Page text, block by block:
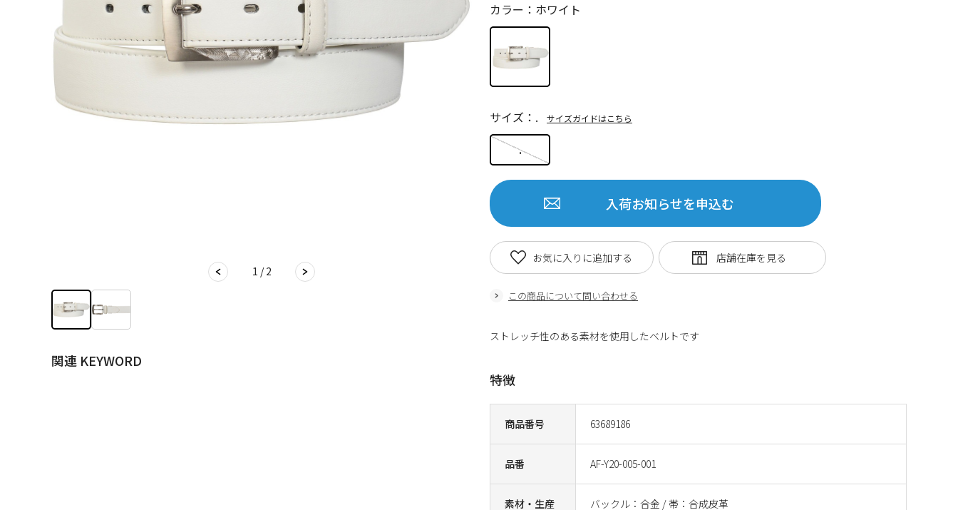
1 / 2
関連 KEYWORD
商品番号 63689186
品番 AF-Y20-005-001
素材・生産
バックル：合金 / 帯：合成皮革
カラー：ホワイト
.
サイズ：. サイズガイドはこちら
入荷お知らせを申込む
この商品について問い合わせる
お気に入りに追加する
ストレッチ性のある素材を使用したベルトです
特徴